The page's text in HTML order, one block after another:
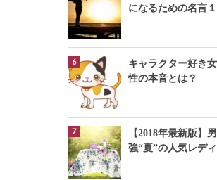
になるための名言
キャラクター好き
性の本音とは？
【2018年最新版】
強“夏”の人気レデ